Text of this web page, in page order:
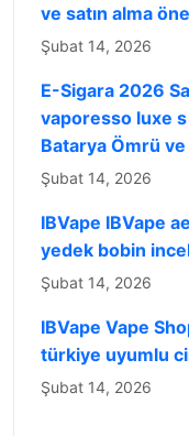
ve satın alma
Şubat 14, 2026
E-Sigara 2026
vaporesso luxe
Batarya Ömrü
Şubat 14, 2026
IBVape IBVape
yedek bobin
Şubat 14, 2026
IBVape Vape
türkiye uyumlu
Şubat 14, 2026